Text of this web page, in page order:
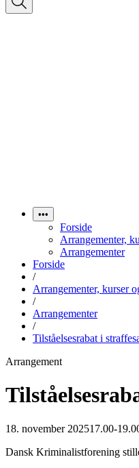
•••
Forside
Arrangementer,
Arrangementer
Forside
/
Arrangementer, kurser
/
Arrangementer
/
Tilståelsesrabat i
Arrangement
18. november 202517.00-
Dansk Kriminalistforening